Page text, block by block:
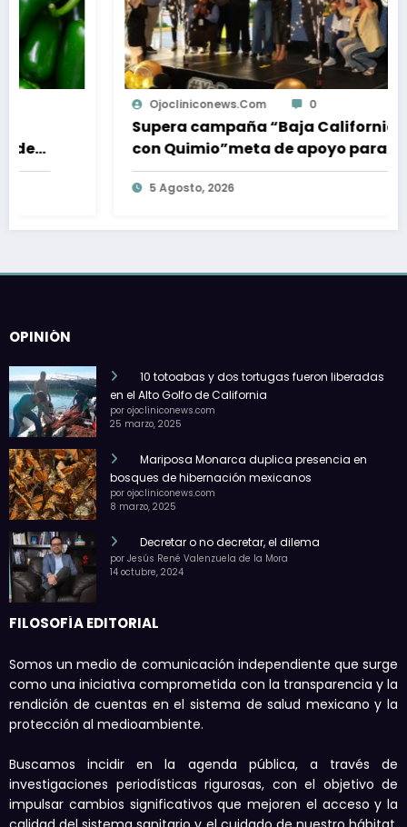
Ojocliniconews.com 0
Supera campaña “Baja California
con Quimio”meta de apoyo para
pacientes oncológicos
5 Agosto, 2026
OPINIÓN
10 totoabas y dos tortugas fueron liberadas
en el Alto Golfo de California
por ojocliniconews.com
25 marzo, 2025
Mariposa Monarca duplica presencia en
bosques de hibernación mexicanos
por ojocliniconews.com
8 marzo, 2025
Decretar o no decretar, el dilema
por Jesús René Valenzuela de la Mora
14 octubre, 2024
FILOSOFÍA EDITORIAL
Somos un medio de comunicación independiente que surge
como una iniciativa comprometida con la transparencia y la
rendición de cuentas en el sistema de salud mexicano y la
protección al medioambiente.
Buscamos incidir en la agenda pública, a través de
investigaciones periodísticas rigurosas, con el objetivo de
impulsar cambios significativos que mejoren el acceso y la